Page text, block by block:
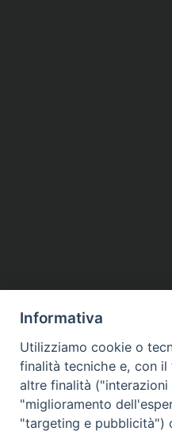
Informativa
Utilizziamo cookie o
finalità tecniche e, con il
altre finalità
"miglioramento
"targeting e pubblicità")